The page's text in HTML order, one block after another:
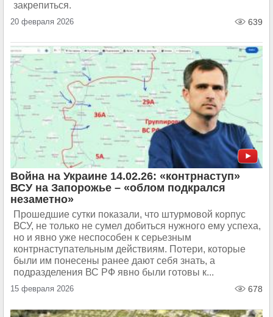
закрепиться.
20 февраля 2026 639
Война на Украине 14.02.26: «контрнаступ»
ВСУ на Запорожье – «облом подкрался
незаметно»
Прошедшие сутки показали, что штурмовой корпус
ВСУ, не только не сумел добиться нужного ему успеха,
но и явно уже неспособен к серьезным
контрнаступательным действиям. Потери, которые
были им понесены ранее дают себя знать, а
подразделения ВС РФ явно были готовы к...
15 февраля 2026 678